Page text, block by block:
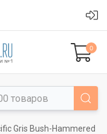
0
Gris Bush-Hammered